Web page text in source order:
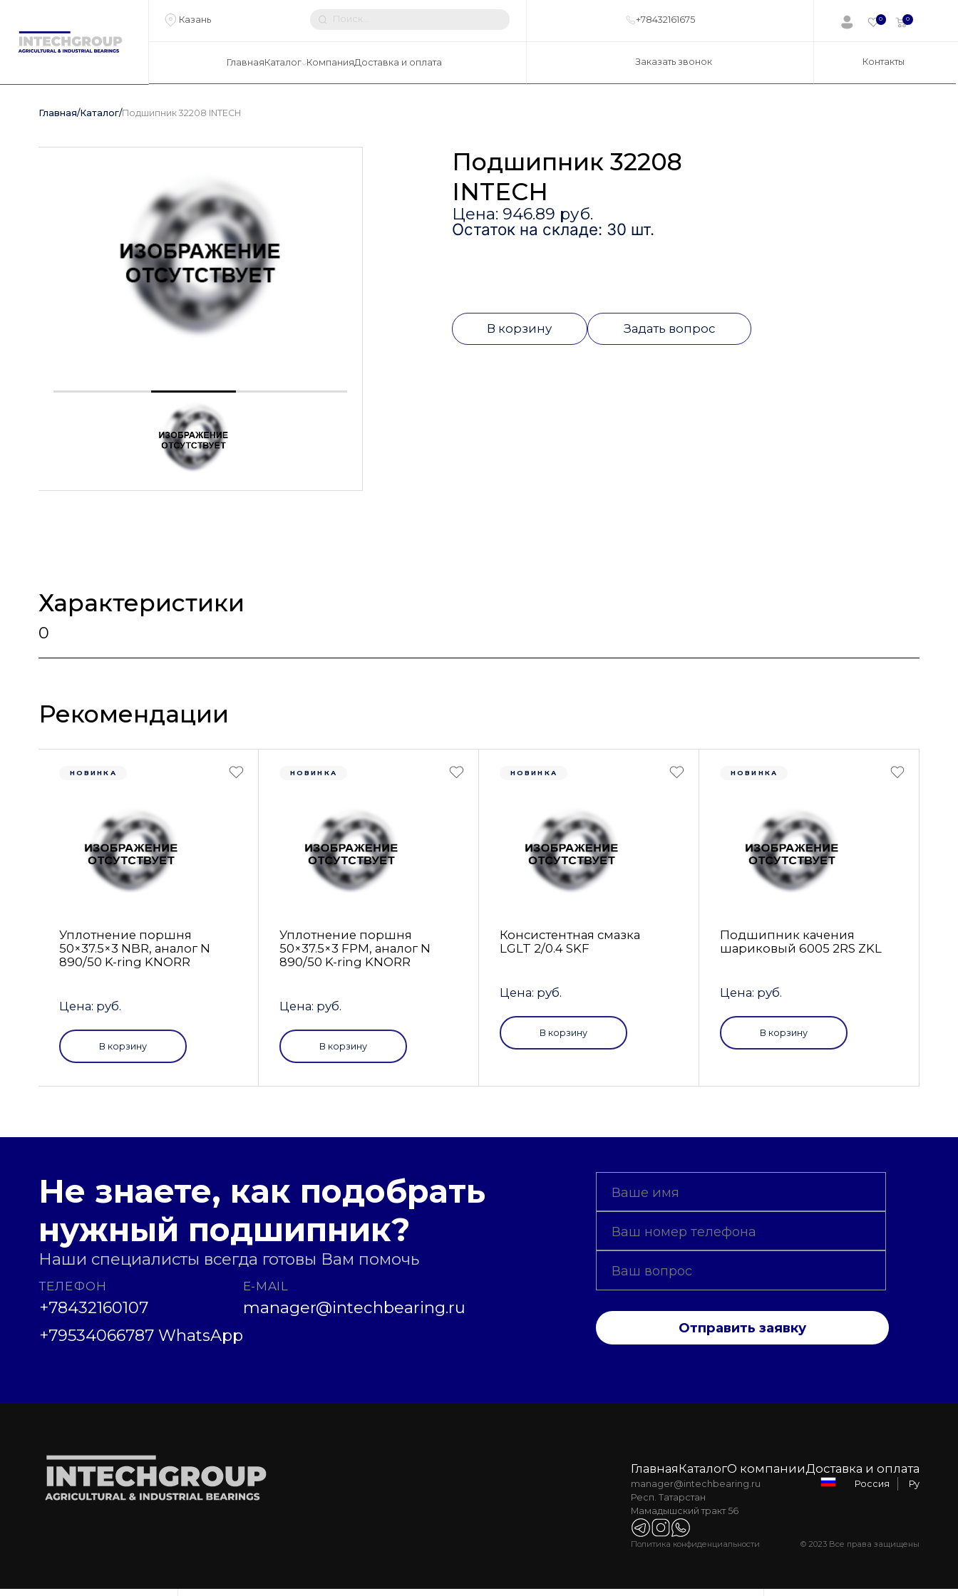
Казань +78432161675 0 0
ГлавнаяКаталог КомпанияДоставка и оплата Заказать звонок Контакты
Главная/Каталог/Подшипник 32208 INTECH
Подшипник 32208
INTECH
Цена: 946.89 руб.
Остаток на складе: 30 шт.
В корзину Задать вопрос
Характеристики
0
Рекомендации
НОВИНКА
Уплотнение поршня
50×37.5×3 NBR, аналог N
890/50 K-ring KNORR
Цена: руб.
В корзину
НОВИНКА
Уплотнение поршня
50×37.5×3 FРM, аналог N
890/50 K-ring KNORR
Цена: руб.
В корзину
НОВИНКА
Консистентная смазка
LGLT 2/0.4 SKF
Цена: руб.
В корзину
НОВИНКА
Подшипник качения
шариковый 6005 2RS ZKL
Цена: руб.
В корзину
Не знаете, как подобрать
нужный подшипник?
Наши специалисты всегда готовы Вам помочь
ТЕЛЕФОН
+78432160107
+79534066787 WhatsApp
E-MAIL
manager@intechbearing.ru
Отправить заявку
ГлавнаяКаталогО компанииДоставка и оплата
manager@intechbearing.ru
Респ. Татарстан
Мамадышский тракт 56
Россия Ру
Политика конфиденциальности © 2023 Все права защищены